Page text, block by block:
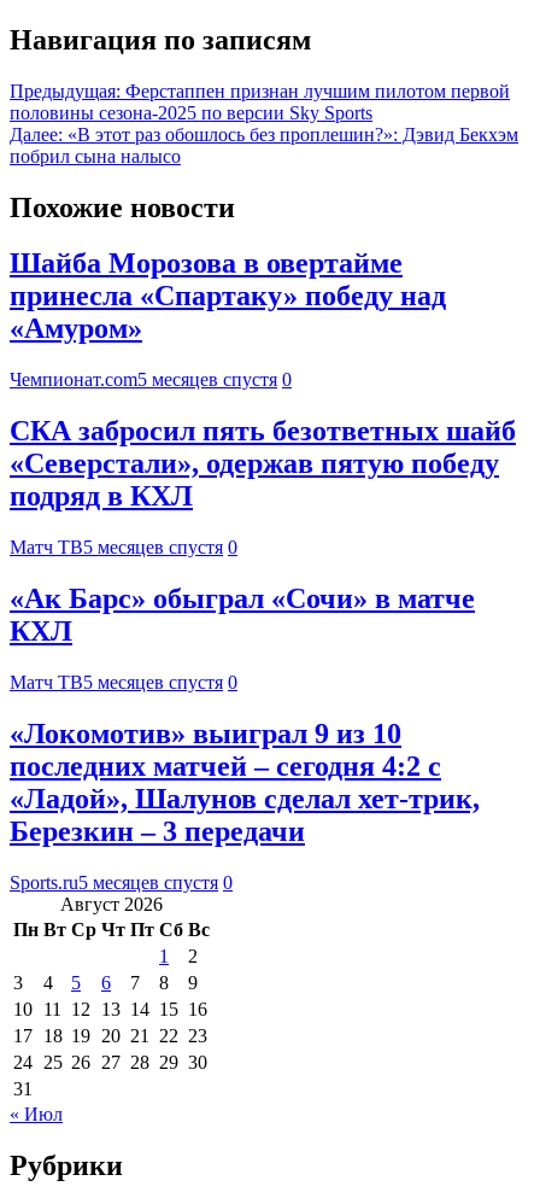
Навигация по записям
Предыдущая: Ферстаппен признан лучшим пилотом первой
половины сезона-2025 по версии Sky Sports
Далее: «В этот раз обошлось без проплешин?»: Дэвид Бекхэм
побрил сына налысо
Похожие новости
Шайба Морозова в овертайме
принесла «Спартаку» победу над
«Амуром»
Чемпионат.com5 месяцев спустя 0
СКА забросил пять безответных шайб
«Северстали», одержав пятую победу
подряд в КХЛ
Матч ТВ5 месяцев спустя 0
«Ак Барс» обыграл «Сочи» в матче
КХЛ
Матч ТВ5 месяцев спустя 0
«Локомотив» выиграл 9 из 10
последних матчей – сегодня 4:2 с
«Ладой», Шалунов сделал хет-трик,
Березкин – 3 передачи
Sports.ru5 месяцев спустя 0
Август 2026
Пн Вт Ср Чт Пт Сб Вс
1
2
3
4 5 6 7 8
9
10 11 12 13 14 15 16
17 18 19 20 21 22 23
24 25 26 27 28 29 30
31
« Июл
Рубрики